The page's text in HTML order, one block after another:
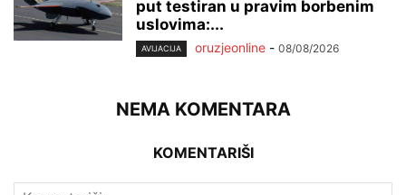
put testiran u pravim borbenim
uslovima:...
AVIJACIJA oruzjeonline - 08/08/2026
NEMA KOMENTARA
KOMENTARIŠI